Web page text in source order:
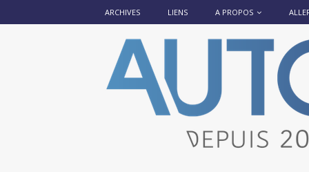
ARCHIVES LIENS A PROPOS